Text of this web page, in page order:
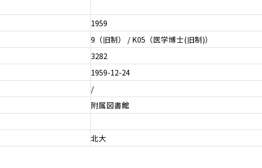
1959
9（旧制） / K05（医学博士(旧制)）
3282
1959-12-24
/
附属図書館
北大